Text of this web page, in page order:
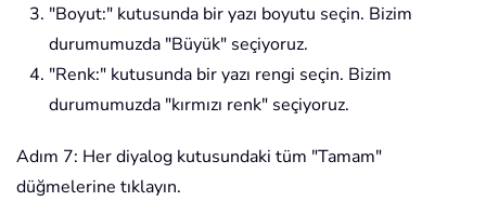
"Boyut:" kutusunda bir yazı boyutu seçin. Bizim
durumumuzda "Büyük" seçiyoruz.
"Renk:" kutusunda bir yazı rengi seçin. Bizim
durumumuzda "kırmızı renk" seçiyoruz.
Adım 7: Her diyalog kutusundaki tüm "Tamam"
düğmelerine tıklayın.